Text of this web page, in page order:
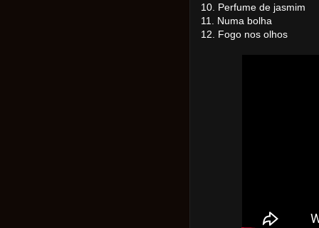
10. Perfume de jasmim
11. Numa bolha
12. Fogo nos olhos